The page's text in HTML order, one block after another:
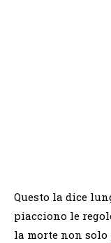
Questo la dice
piacciono le
la morte non solo